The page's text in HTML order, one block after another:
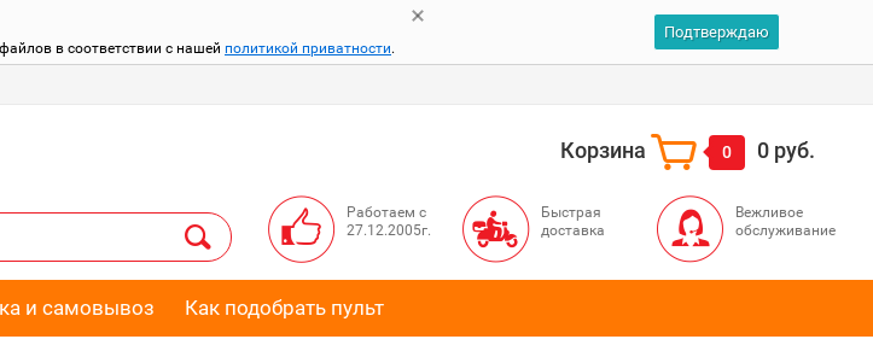
в соответствии с нашей политикой приватности.
Подтверждаю
Корзина 0 0 руб.
Работаем с
27.12.2005г.
Быстрая
доставка
Вежливое
обслуживание
и самовывоз Как подобрать пульт